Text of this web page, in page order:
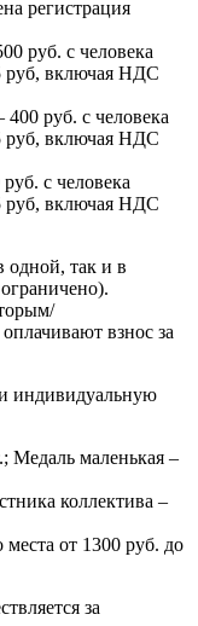
регистрация
руб. с человека
руб, включая НДС
400 руб. с человека
руб, включая НДС
с человека
руб, включая НДС
одной, так и в
взнос за
индивидуальную
Медаль маленькая –
коллектива –
места от 1300 руб. до
за